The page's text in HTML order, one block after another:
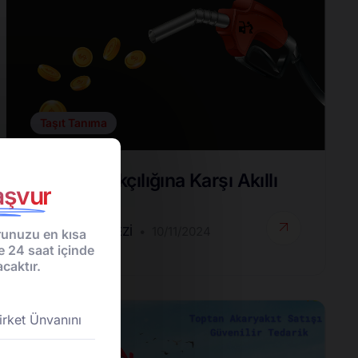
Taşıt Tanıma
Yakıt Kaçakçılığına Karşı Akıllı
Çözümler
DESTEK MERKEZI
en kısa
24 saat içinde